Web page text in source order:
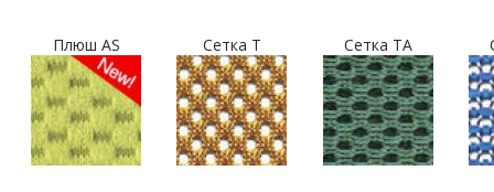
Плюш AS Сетка T Сетка TA